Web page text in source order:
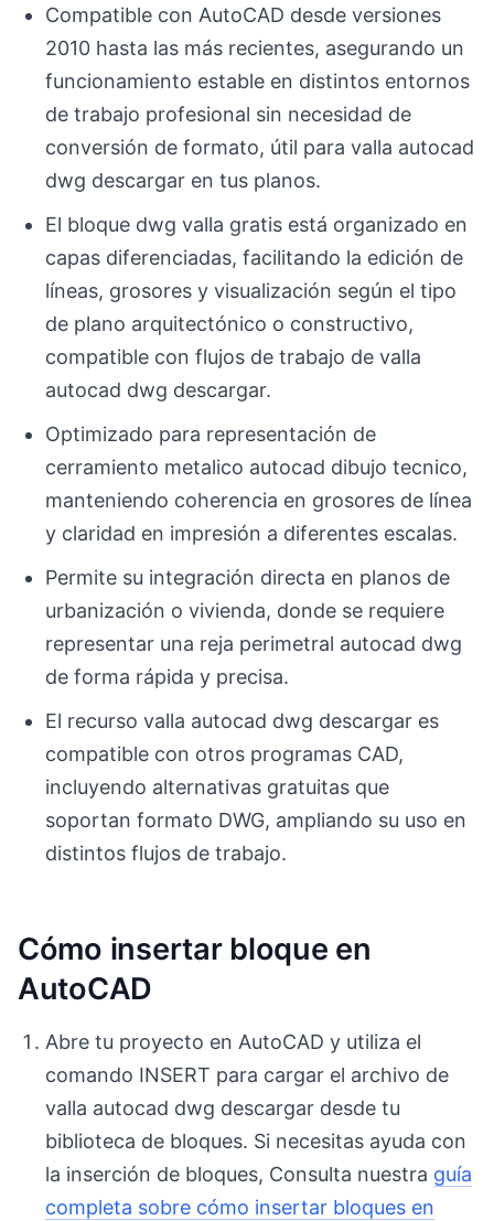
Compatible con AutoCAD desde versiones
2010 hasta las más recientes, asegurando un
funcionamiento estable en distintos entornos
de trabajo profesional sin necesidad de
conversión de formato, útil para valla autocad
dwg descargar en tus planos.
El bloque dwg valla gratis está organizado en
capas diferenciadas, facilitando la edición de
líneas, grosores y visualización según el tipo
de plano arquitectónico o constructivo,
compatible con flujos de trabajo de valla
autocad dwg descargar.
Optimizado para representación de
cerramiento metalico autocad dibujo tecnico,
manteniendo coherencia en grosores de línea
y claridad en impresión a diferentes escalas.
Permite su integración directa en planos de
urbanización o vivienda, donde se requiere
representar una reja perimetral autocad dwg
de forma rápida y precisa.
El recurso valla autocad dwg descargar es
compatible con otros programas CAD,
incluyendo alternativas gratuitas que
soportan formato DWG, ampliando su uso en
distintos flujos de trabajo.
Cómo insertar bloque en
AutoCAD
Abre tu proyecto en AutoCAD y utiliza el
comando INSERT para cargar el archivo de
valla autocad dwg descargar desde tu
biblioteca de bloques. Si necesitas ayuda con
la inserción de bloques, Consulta nuestra guía
completa sobre cómo insertar bloques en